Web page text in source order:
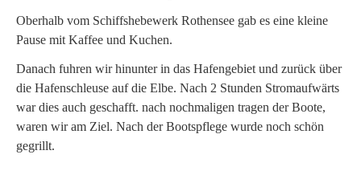
Oberhalb vom Schiffshebewerk Rothensee gab es eine kleine
Pause mit Kaffee und Kuchen.
Danach fuhren wir hinunter in das Hafengebiet und zurück über
die Hafenschleuse auf die Elbe. Nach 2 Stunden Stromaufwärts
war dies auch geschafft. nach nochmaligen tragen der Boote,
waren wir am Ziel. Nach der Bootspflege wurde noch schön
gegrillt.